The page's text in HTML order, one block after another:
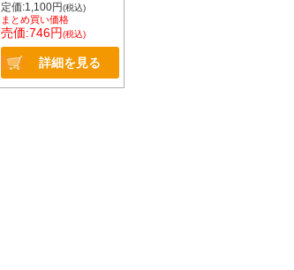
定価:1,100円(税込)
まとめ買い価格
売価:746円(税込)
詳細を見る